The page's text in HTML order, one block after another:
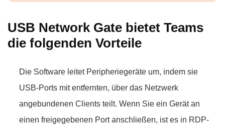
USB Network Gate bietet Teams
die folgenden Vorteile
Die Software leitet Peripheriegeräte um, indem sie
USB-Ports mit entfernten, über das Netzwerk
angebundenen Clients teilt. Wenn Sie ein Gerät an
einen freigegebenen Port anschließen, ist es in RDP-